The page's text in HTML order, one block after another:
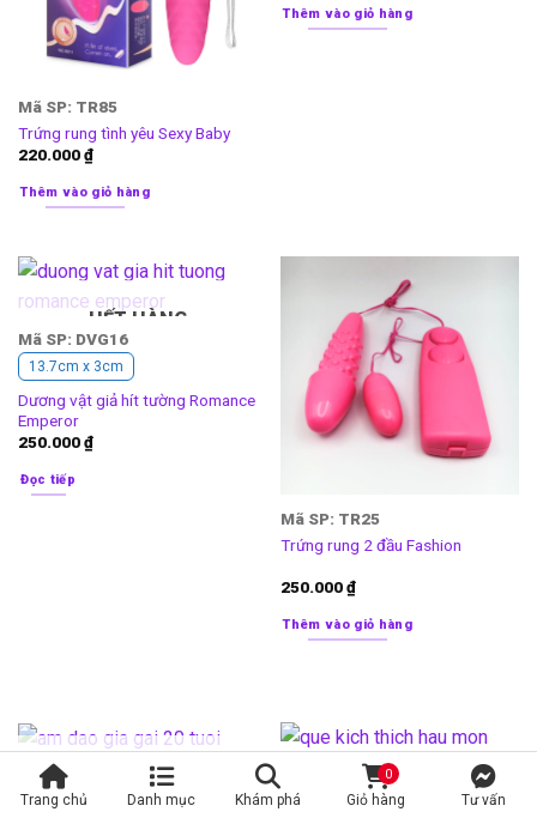
Mã SP: TR85
Trứng rung tình yêu Sexy Baby
220.000₫
Thêm vào giỏ hàng
Thêm vào giỏ hàng
HẾT HÀNG
Mã SP: DVG16
13.7cm x 3cm
Dương vật giả hít tường Romance
Emperor
250.000₫
Đọc tiếp
Mã SP: TR25
Trứng rung 2 đầu Fashion
250.000₫
Thêm vào giỏ hàng
HẾT HÀNG
Mã SP: ADG21
Âm đạo giả mềm mại như gái 20
Mã SP: HM11
Trang chủ Danh mục Khám phá Giỏ hàng
0
Tư vấn